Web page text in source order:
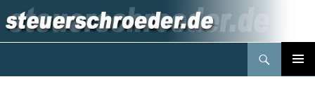
Inhalt
springen